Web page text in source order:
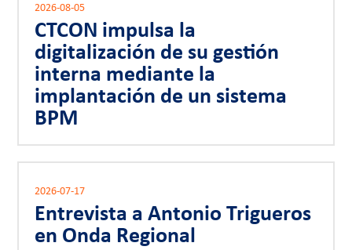
2026-08-05
CTCON impulsa la
digitalización de su gestión
interna mediante la
implantación de un sistema
BPM
2026-07-17
Entrevista a Antonio Trigueros
en Onda Regional